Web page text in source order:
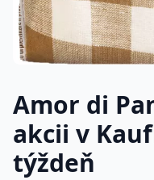
Amor di
akcii v
týždeň